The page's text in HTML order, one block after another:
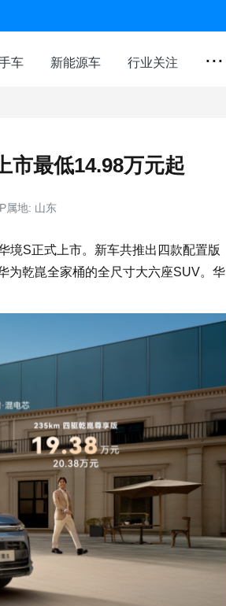
车 新能源车 行业关注 ...
市最低14.98万元起
属地: 山东
S正式上市。新车共推出四款配置版
为乾崑全家桶的全尺寸大六座SUV。华